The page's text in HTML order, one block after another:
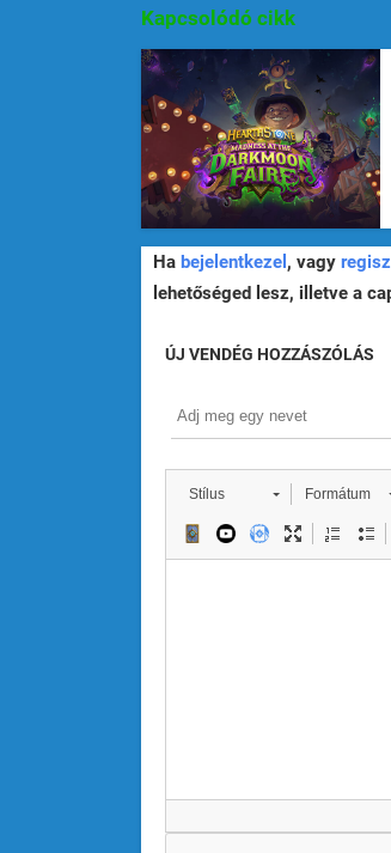
Kapcsolódó cikk
Ha bejelentkezel , vagy
lehetőséged lesz, illetve a
ÚJ VENDÉG HOZZÁSZÓLÁS
Stílus Formátum